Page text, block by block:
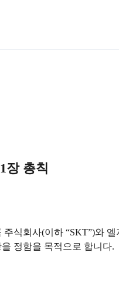
장 총칙
식회사(이하 “SKT”)와
정함을 목적으로 합니다.